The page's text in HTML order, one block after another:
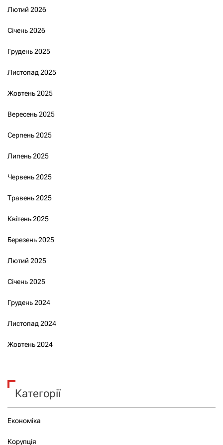
Лютий 2026
Січень 2026
Грудень 2025
Листопад 2025
Жовтень 2025
Вересень 2025
Серпень 2025
Липень 2025
Червень 2025
Травень 2025
Квітень 2025
Березень 2025
Лютий 2025
Січень 2025
Грудень 2024
Листопад 2024
Жовтень 2024
Категорії
Економіка
Корупція